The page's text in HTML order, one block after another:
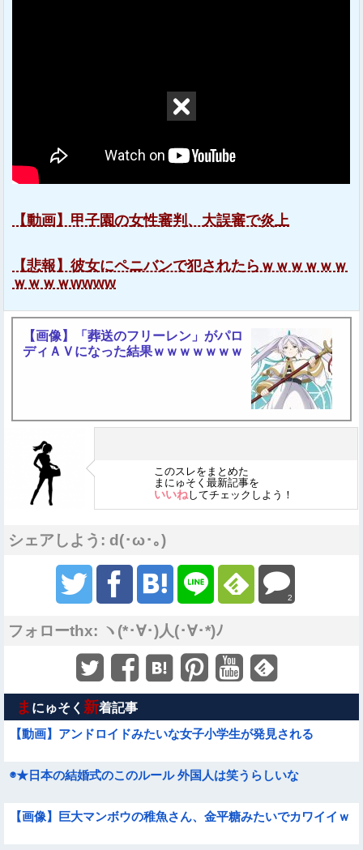
【動画】甲子園の女性審判、大誤審で炎上
【悲報】彼女にペニバンで犯されたらｗｗｗｗｗｗ
ｗｗｗｗwwww
【画像】「葬送のフリーレン」がパロ
ディＡＶになった結果ｗｗｗｗｗｗｗ
このスレをまとめた
まにゅそく最新記事を
いいねしてチェックしよう！
シェアしよう: d(･ω･｡)
2
フォローthx: ヽ(*･∀･)人(･∀･*)ﾉ
ま にゅそく 新着記事
【動画】アンドロイドみたいな女子小学生が発見される
◉★日本の結婚式のこのルール 外国人は笑うらしいな
【画像】巨大マンボウの稚魚さん、金平糖みたいでカワイイｗ